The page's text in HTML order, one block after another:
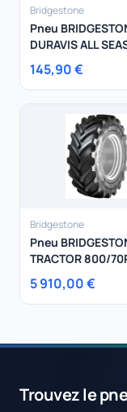
Bridgestone
Pneu
DURAVIS ALL
EVO 215/65R16
145,90 €
Bridgestone
Pneu
TRACTOR 800/
184 D
5 910,00 €
Trouvez le